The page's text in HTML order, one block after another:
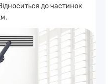
до частинок